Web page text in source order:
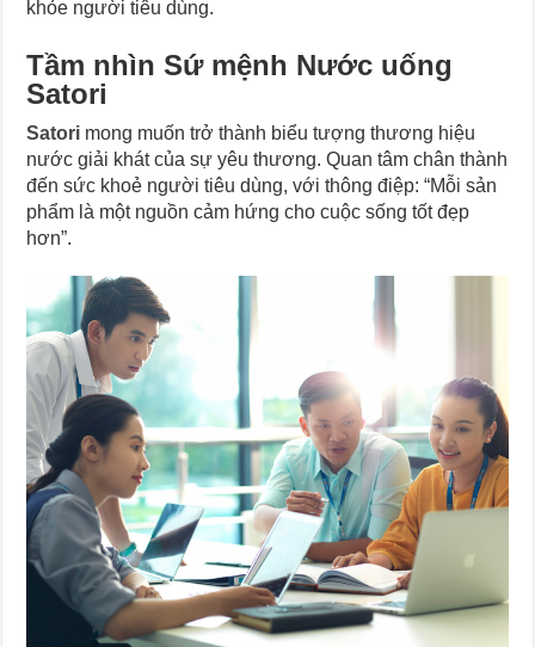
khỏe người tiêu dùng.
Tầm nhìn Sứ mệnh Nước uống
Satori
Satori mong muốn trở thành biểu tượng thương hiệu
nước giải khát của sự yêu thương. Quan tâm chân thành
đến sức khoẻ người tiêu dùng, với thông điệp: “Mỗi sản
phẩm là một nguồn cảm hứng cho cuộc sống tốt đẹp
hơn”.